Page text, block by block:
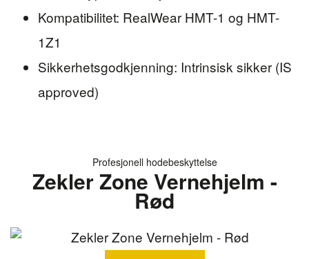
Kompatibilitet: RealWear HMT-1 og HMT-
1Z1
Sikkerhetsgodkjenning: Intrinsisk sikker (IS
approved)
Profesjonell hodebeskyttelse
Zekler Zone Vernehjelm -
Rød